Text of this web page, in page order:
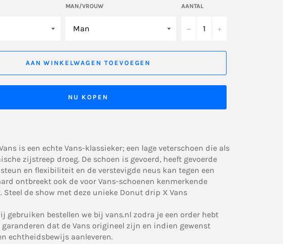
MAN/VROUW AANTAL
− +
AAN WINKELWAGEN TOEVOEGEN
NU KOPEN
is een echte Vans-klassieker; een lage veterschoen die als
zijstreep droeg. De schoen is gevoerd, heeft gevoerde
en flexibiliteit en de verstevigde neus kan tegen een
ontbreekt ook de voor Vans-schoenen kenmerkende
Steel de show met deze unieke Donut drip X Vans
gebruiken bestellen we bij vans.nl zodra je een order hebt
dat de Vans origineel zijn en indien gewenst
echtheidsbewijs aanleveren.